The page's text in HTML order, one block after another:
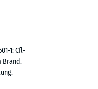
1: Cfl-
Brand.